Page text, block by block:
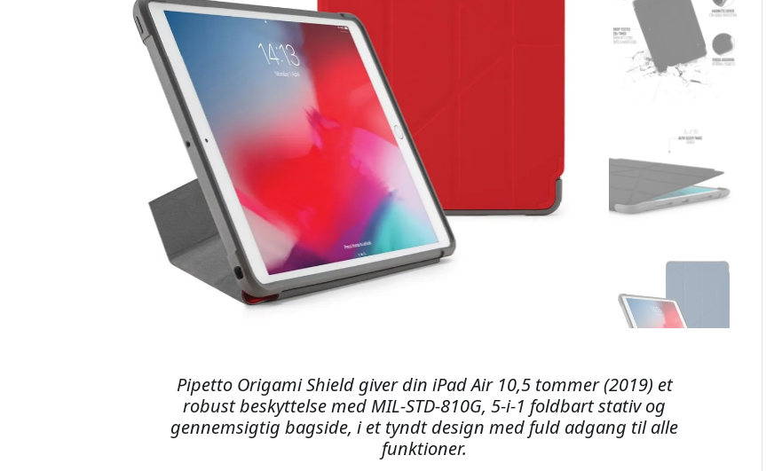
Pipetto Origami Shield giver din iPad Air 10,5 tommer (2019) et
robust beskyttelse med MIL-STD-810G, 5-i-1 foldbart stativ og
gennemsigtig bagside, i et tyndt design med fuld adgang til alle
funktioner.